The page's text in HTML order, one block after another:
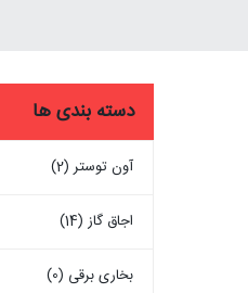
دسته بندی ها
آون توستر (2)
اجاق گاز (14)
بخاری برقی (0)